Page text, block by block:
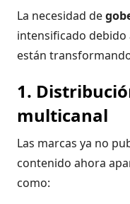
La necesidad de
intensificado debido
están
1.
multicanal
Las marcas ya no
contenido ahora
como: